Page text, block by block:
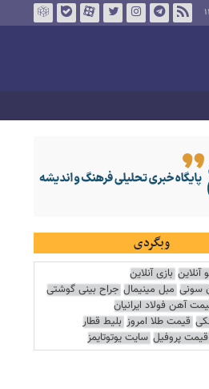
وبگردی
آنلاین بازی آنلاین
سونی مبل مینیمال جراح بینی گوشتی
آهن فولاد ایرانیان
قیمت طلا امروز بلیط قطار
قیمت پروفیل سایت یوتوتایمز